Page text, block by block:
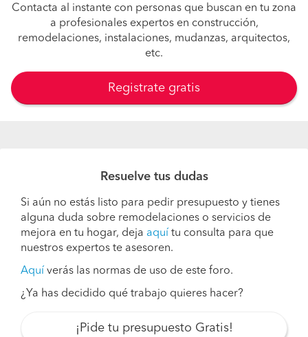
Contacta al instante con personas que buscan en tu zona
a profesionales expertos en construcción,
remodelaciones, instalaciones, mudanzas, arquitectos,
etc.
Registrate gratis
Resuelve tus dudas
Si aún no estás listo para pedir presupuesto y tienes
alguna duda sobre remodelaciones o servicios de
mejora en tu hogar, deja aquí tu consulta para que
nuestros expertos te asesoren.
Aquí verás las normas de uso de este foro.
¿Ya has decidido qué trabajo quieres hacer?
¡Pide tu presupuesto Gratis!